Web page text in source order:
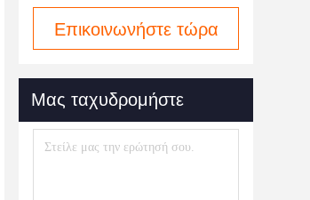
Επικοινωνήστε τώρα
Μας ταχυδρομήστε